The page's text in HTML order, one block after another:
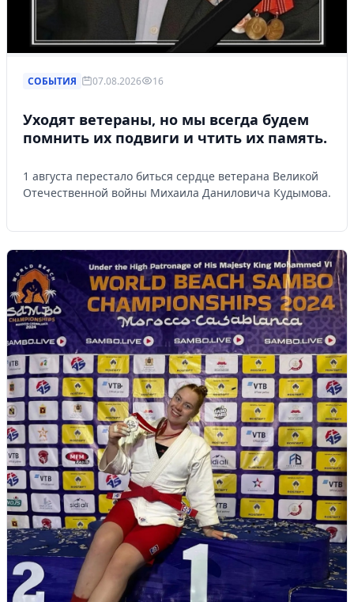
СОБЫТИЯ 07.08.2026 16
Уходят ветераны, но мы всегда будем
помнить их подвиги и чтить их память.
1 августа перестало биться сердце ветерана Великой
Отечественной войны Михаила Даниловича Кудымова.